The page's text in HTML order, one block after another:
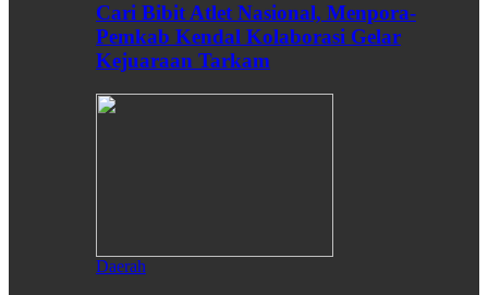
Cari Bibit Atlet Nasional, Menpora-
Pemkab Kendal Kolaborasi Gelar
Kejuaraan Tarkam
Daerah